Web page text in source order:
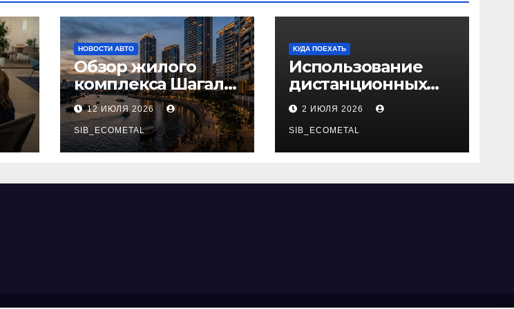
НОВОСТИ АВТО
Обзор жилого
комплекса Шагал
на набережной
Марка Шагала
12 ИЮЛЯ 2026
SIB_ECOMETAL
КУДА ПОЕХАТЬ
Использование
дистанционных
курсов для
изучения
актуальных
специальностей
2 ИЮЛЯ 2026
SIB_ECOMETAL